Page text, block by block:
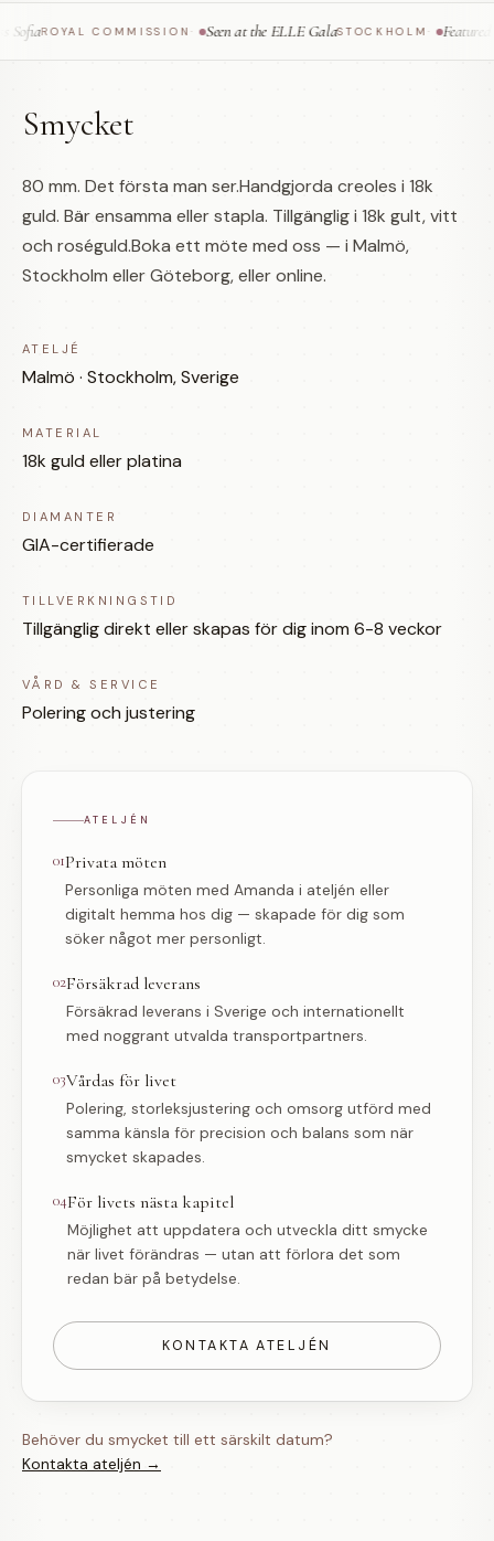
ROYAL COMMISSION · Seen at the ELLE GalaSTOCKHOLM · Featured
Smycket
80 mm. Det första man ser.Handgjorda creoles i 18k
guld. Bär ensamma eller stapla. Tillgänglig i 18k gult, vitt
och roséguld.Boka ett möte med oss — i Malmö,
Stockholm eller Göteborg, eller online.
ATELJÉ
Malmö · Stockholm, Sverige
MATERIAL
18k guld eller platina
DIAMANTER
GIA-certifierade
TILLVERKNINGSTID
Tillgänglig direkt eller skapas för dig inom 6-8 veckor
VÅRD & SERVICE
Polering och justering
ATELJÉN
01Privata möten
Personliga möten med Amanda i ateljén eller
digitalt hemma hos dig — skapade för dig som
söker något mer personligt.
02Försäkrad leverans
Försäkrad leverans i Sverige och internationellt
med noggrant utvalda transportpartners.
03Vårdas för livet
Polering, storleksjustering och omsorg utförd med
samma känsla för precision och balans som när
smycket skapades.
04För livets nästa kapitel
Möjlighet att uppdatera och utveckla ditt smycke
när livet förändras — utan att förlora det som
redan bär på betydelse.
KONTAKTA ATELJÉN
Behöver du smycket till ett särskilt datum?
Kontakta ateljén →